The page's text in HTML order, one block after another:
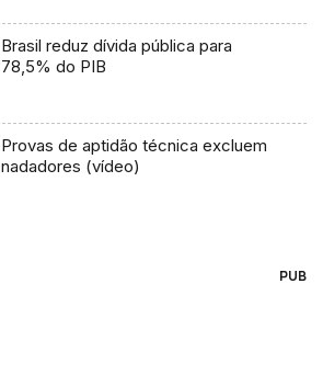
Brasil reduz dívida pública para
78,5% do PIB
Provas de aptidão técnica excluem
nadadores (vídeo)
PUB